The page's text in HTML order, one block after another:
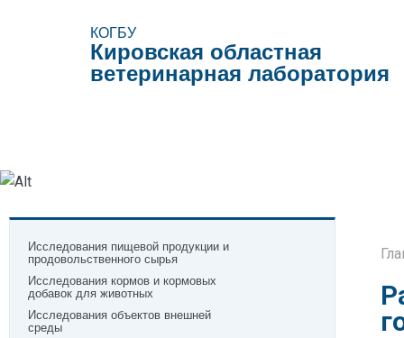
КОГБУ
Кировская областная
ветеринарная лаборатория
Исследования пищевой продукции и
продовольственного сырья
Исследования кормов и кормовых
добавок для животных
Исследования объектов внешней
среды